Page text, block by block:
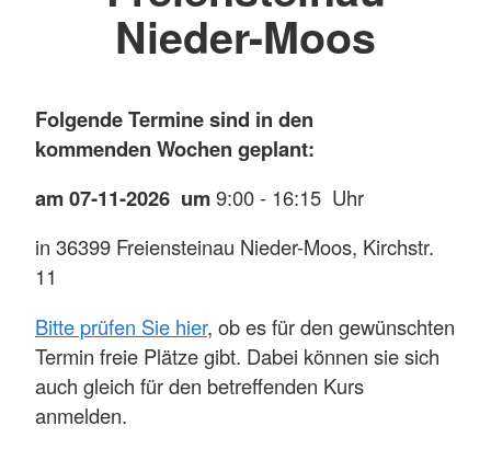
Nieder-Moos
Folgende Termine sind in den
kommenden Wochen geplant:
am 07-11-2026 um9:00 - 16:15 Uhr
in 36399 Freiensteinau Nieder-Moos, Kirchstr.
11
Bitte prüfen Sie hier, ob es für den gewünschten
Termin freie Plätze gibt. Dabei können sie sich
auch gleich für den betreffenden Kurs
anmelden.